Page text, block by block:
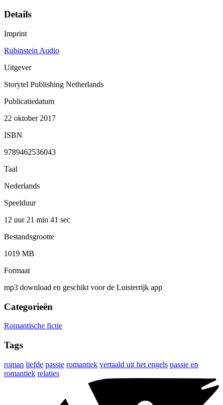
Details
Imprint
Rubinstein Audio
Uitgever
Storytel Publishing Netherlands
Publicatiedatum
22 oktober 2017
ISBN
9789462536043
Taal
Nederlands
Speelduur
12 uur 21 min 41 sec
Bestandsgrootte
1019 MB
Formaat
mp3 download en geschikt voor de Luisterrijk app
Categorieën
Romantische fictie
Tags
roman liefde passie romantiek vertaald uit het engels passie en
romantiek relaties